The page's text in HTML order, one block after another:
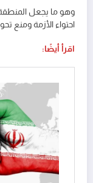
وهو ما يجعل المنطقة
احتواء الأزمة ومنع
اقرأ أيضًا: